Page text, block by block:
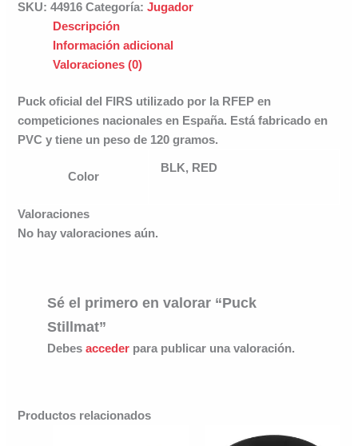
SKU:44916 Categoría:Jugador
Descripción
Información adicional
Valoraciones (0)
Puck oficial del FIRS utilizado por la RFEP en
competiciones nacionales en España. Está fabricado en
PVC y tiene un peso de 120 gramos.
Color
BLK, RED
Valoraciones
No hay valoraciones aún.
Sé el primero en valorar “Puck
Stillmat”
Debes accederpara publicar una valoración.
Productos relacionados